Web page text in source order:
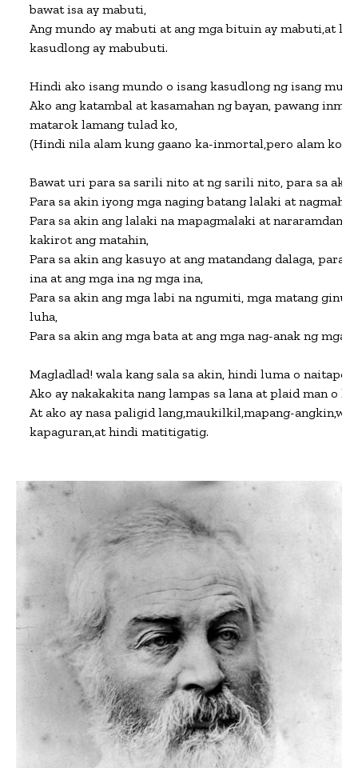
bawat isa ay mabuti,
Ang mundo ay mabuti at ang mga bituin ay mabuti,at
kasudlong ay mabubuti.
Hindi ako isang mundo o isang kasudlong ng isang
Ako ang katambal at kasamahan ng bayan, pawang
matarok lamang tulad ko,
(Hindi nila alam kung gaano ka-inmortal,pero alam ko.)
Bawat uri para sa sarili nito at ng sarili nito, para sa akin
Para sa akin iyong mga naging batang lalaki at nagmahal
Para sa akin ang lalaki na mapagmalaki at
kakirot ang matahin,
Para sa akin ang kasuyo at ang matandang dalaga, para
ina at ang mga ina ng mga ina,
Para sa akin ang mga labi na ngumiti, mga matang
luha,
Para sa akin ang mga bata at ang mga nag-anak ng mga
Magladlad! wala kang sala sa akin, hindi luma o naitapon,
Ako ay nakakakita nang lampas sa lana at plaid man o
At ako ay nasa paligid lang,maukilkil,mapang-
kapaguran,at hindi matitigatig.